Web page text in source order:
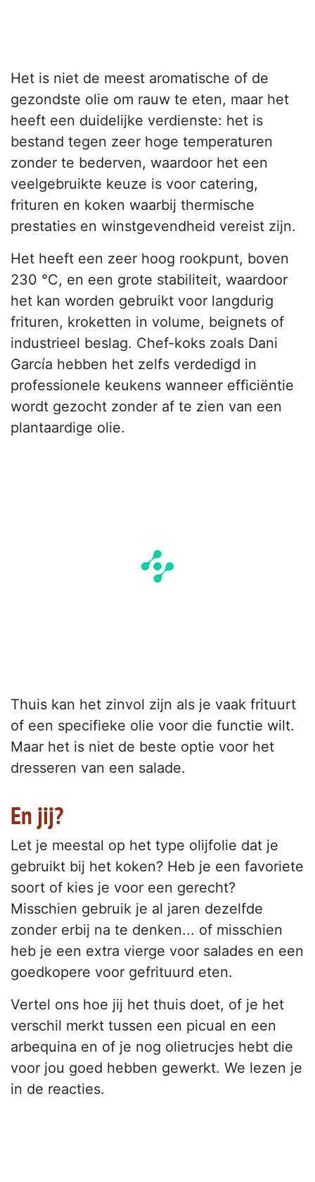
Het is niet de meest aromatische of de
gezondste olie om rauw te eten, maar het
heeft een duidelijke verdienste: het is
bestand tegen zeer hoge temperaturen
zonder te bederven, waardoor het een
veelgebruikte keuze is voor catering,
frituren en koken waarbij thermische
prestaties en winstgevendheid vereist zijn.
Het heeft een zeer hoog rookpunt, boven
230 °C, en een grote stabiliteit, waardoor
het kan worden gebruikt voor langdurig
frituren, kroketten in volume, beignets of
industrieel beslag. Chef-koks zoals Dani
García hebben het zelfs verdedigd in
professionele keukens wanneer efficiëntie
wordt gezocht zonder af te zien van een
plantaardige olie.
Thuis kan het zinvol zijn als je vaak frituurt
of een specifieke olie voor die functie wilt.
Maar het is niet de beste optie voor het
dresseren van een salade.
En jij?
Let je meestal op het type olijfolie dat je
gebruikt bij het koken? Heb je een favoriete
soort of kies je voor een gerecht?
Misschien gebruik je al jaren dezelfde
zonder erbij na te denken... of misschien
heb je een extra vierge voor salades en een
goedkopere voor gefrituurd eten.
Vertel ons hoe jij het thuis doet, of je het
verschil merkt tussen een picual en een
arbequina en of je nog olietrucjes hebt die
voor jou goed hebben gewerkt. We lezen je
in de reacties.